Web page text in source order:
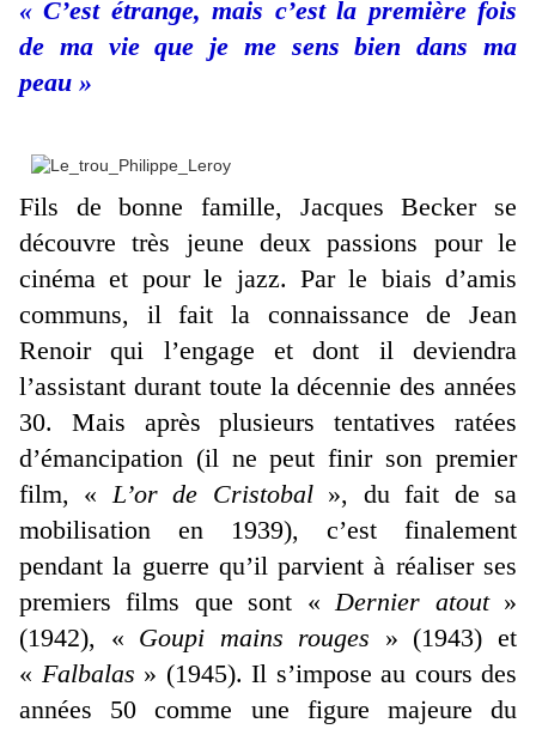
« C’est étrange, mais c’est la première fois
de ma vie que je me sens bien dans ma
peau »
Fils de bonne famille, Jacques Becker se
découvre très jeune deux passions pour le
cinéma et pour le jazz. Par le biais d’amis
communs, il fait la connaissance de Jean
Renoir qui l’engage et dont il deviendra
l’assistant durant toute la décennie des années
30. Mais après plusieurs tentatives ratées
d’émancipation (il ne peut finir son premier
film, «L’or de Cristobal», du fait de sa
mobilisation en 1939), c’est finalement
pendant la guerre qu’il parvient à réaliser ses
premiers films que sont «Dernier atout»
(1942), « Goupi mains rouges » (1943) et
« Falbalas » (1945). Il s’impose au cours des
années 50 comme une figure majeure du